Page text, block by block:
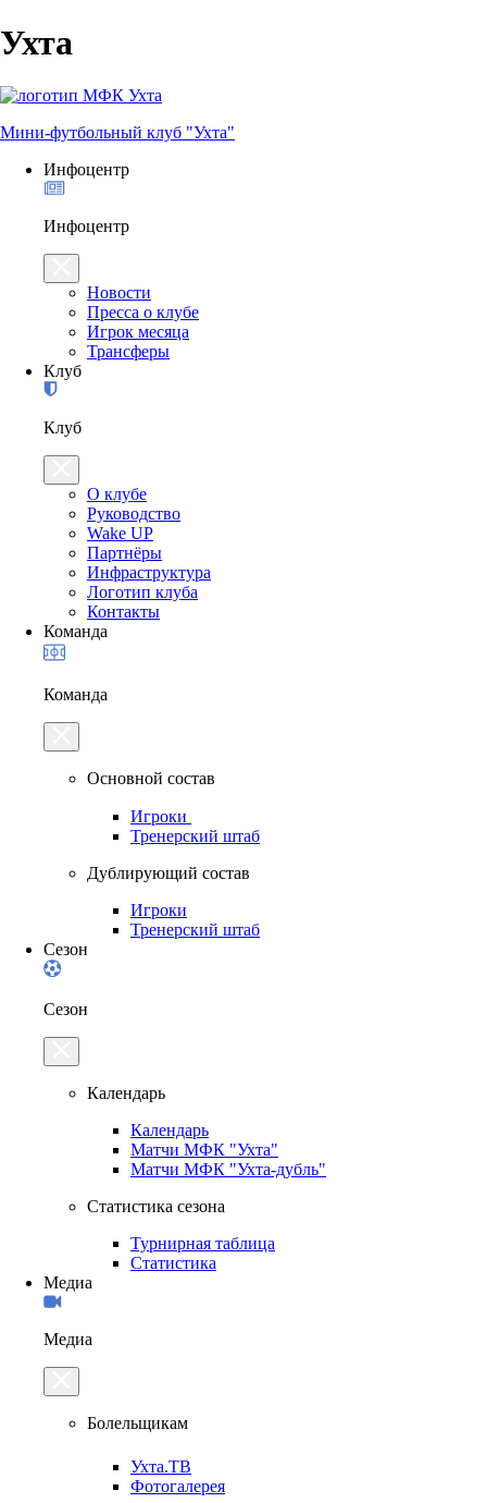
Ухта
Мини-футбольный клуб "Ухта"
Инфоцентр
Инфоцентр
Новости
Пресса о клубе
Игрок месяца
Трансферы
Клуб
Клуб
О клубе
Руководство
Wake UP
Партнёры
Инфраструктура
Логотип клуба
Контакты
Команда
Команда
Основной состав
Игроки
Тренерский штаб
Дублирующий состав
Игроки
Тренерский штаб
Сезон
Сезон
Календарь
Календарь
Матчи МФК "Ухта"
Матчи МФК "Ухта-дубль"
Статистика сезона
Турнирная таблица
Статистика
Медиа
Медиа
Болельщикам
Ухта.ТВ
Фотогалерея